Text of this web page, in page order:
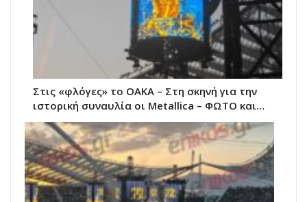
Στις «φλόγες» το ΟΑΚΑ – Στη σκηνή για την
ιστορική συναυλία οι Metallica – ΦΩΤΟ και…